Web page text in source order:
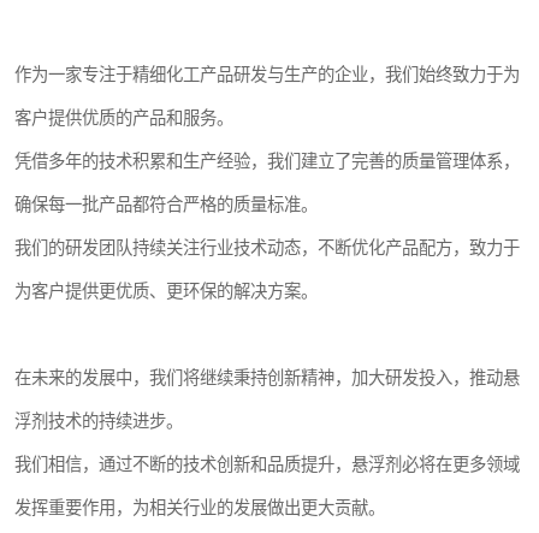
作为一家专注于精细化工产品研发与生产的企业，我们始终致力于为
客户提供优质的产品和服务。
凭借多年的技术积累和生产经验，我们建立了完善的质量管理体系，
确保每一批产品都符合严格的质量标准。
我们的研发团队持续关注行业技术动态，不断优化产品配方，致力于
为客户提供更优质、更环保的解决方案。
在未来的发展中，我们将继续秉持创新精神，加大研发投入，推动悬
浮剂技术的持续进步。
我们相信，通过不断的技术创新和品质提升，悬浮剂必将在更多领域
发挥重要作用，为相关行业的发展做出更大贡献。